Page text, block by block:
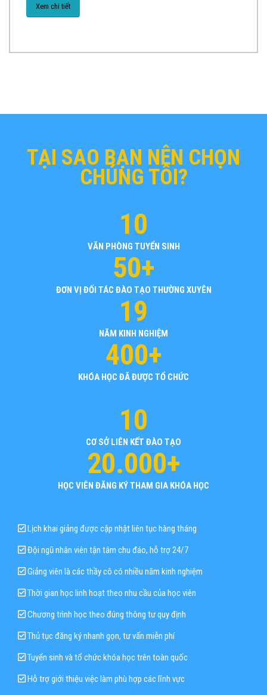
Xem chi tiết
TẠI SAO BẠN NÊN CHỌN
CHÚNG TÔI?
10
VĂN PHÒNG TUYỂN SINH
50+
ĐƠN VỊ ĐỐI TÁC ĐÀO TẠO THƯỜNG XUYÊN
19
NĂM KINH NGHIỆM
400+
KHÓA HỌC ĐÃ ĐƯỢC TỔ CHỨC
10
CƠ SỞ LIÊN KẾT ĐÀO TẠO
20.000+
HỌC VIÊN ĐĂNG KÝ THAM GIA KHÓA HỌC
Lịch khai giảng được cập nhật liên tục hàng tháng
Đội ngũ nhân viên tận tâm chu đáo, hỗ trợ 24/7
Giảng viên là các thầy cô có nhiều năm kinh nghiệm
Thời gian học linh hoạt theo nhu cầu của học viên
Chương trình học theo đúng thông tư quy định
Thủ tục đăng ký nhanh gọn, tư vấn miễn phí
Tuyển sinh và tổ chức khóa học trên toàn quốc
Hỗ trợ giới thiệu việc làm phù hợp các lĩnh vực